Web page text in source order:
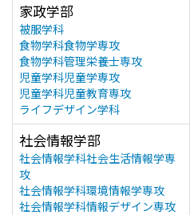
家政学部
被服学科
食物学科食物学専攻
食物学科管理栄養士専攻
児童学科児童学専攻
児童学科児童教育専攻
ライフデザイン学科
社会情報学部
社会情報学科社会生活情報学専
攻
社会情報学科環境情報学専攻
社会情報学科情報デザイン専攻